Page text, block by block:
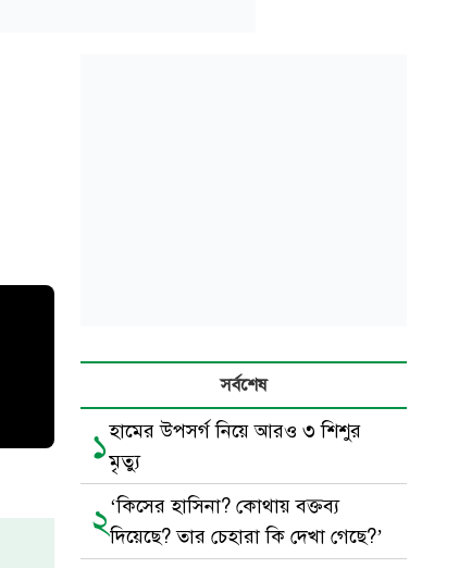
সর্বশেষ
১হামের উপসর্গ নিয়ে আরও ৩ শিশুর
মৃত্যু
২‘কিসের হাসিনা? কোথায় বক্তব্য
দিয়েছে? তার চেহারা কি দেখা গেছে?’